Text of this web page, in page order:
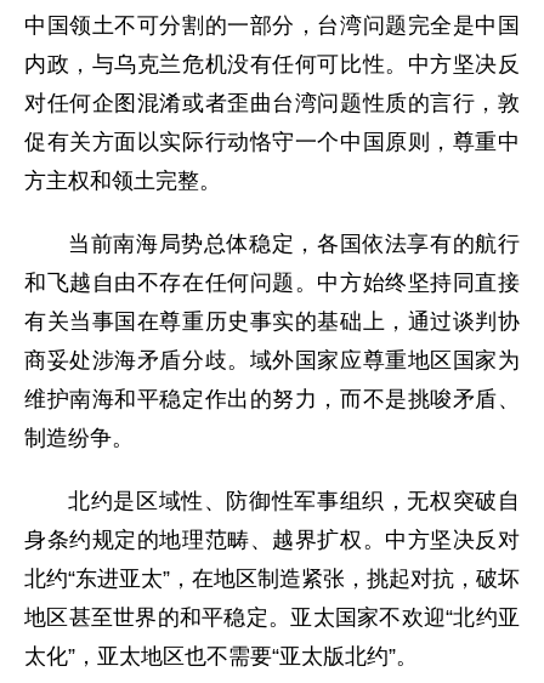
中国领土不可分割的一部分，台湾问题完全是中国
内政，与乌克兰危机没有任何可比性。中方坚决反
对任何企图混淆或者歪曲台湾问题性质的言行，敦
促有关方面以实际行动恪守一个中国原则，尊重中
方主权和领土完整。
当前南海局势总体稳定，各国依法享有的航行
和飞越自由不存在任何问题。中方始终坚持同直接
有关当事国在尊重历史事实的基础上，通过谈判协
商妥处涉海矛盾分歧。域外国家应尊重地区国家为
维护南海和平稳定作出的努力，而不是挑唆矛盾、
制造纷争。
北约是区域性、防御性军事组织，无权突破自
身条约规定的地理范畴、越界扩权。中方坚决反对
北约“东进亚太”，在地区制造紧张，挑起对抗，破坏
地区甚至世界的和平稳定。亚太国家不欢迎“北约亚
太化”，亚太地区也不需要“亚太版北约”。